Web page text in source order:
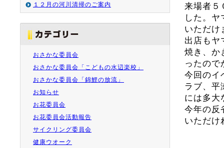
１２月の河川清掃のご案内
おさかな委員会
おさかな委員会「こどもの水辺楽校」
おさかな委員会「錦鯉の放流」
お知らせ
お花委員会
お花委員会活動報告
サイクリング委員会
健康ウオーク
来場者５
した。
いただけ
出店もヤ
焼き、か
ったので
今回のイ
ラブ、平
には多大
今年の反
いただけ